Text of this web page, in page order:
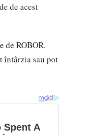
de acest
de ROBOR.
întârzia sau pot